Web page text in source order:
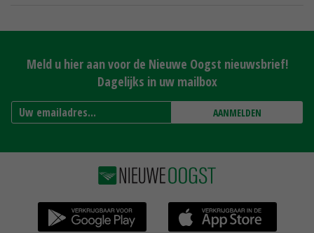
Meld u hier aan voor de Nieuwe Oogst nieuwsbrief!
Dagelijks in uw mailbox
AANMELDEN